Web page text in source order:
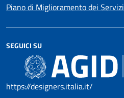
Piano di Miglioramento dei Servizi
SEGUICI SU
https://designers.italia.it/